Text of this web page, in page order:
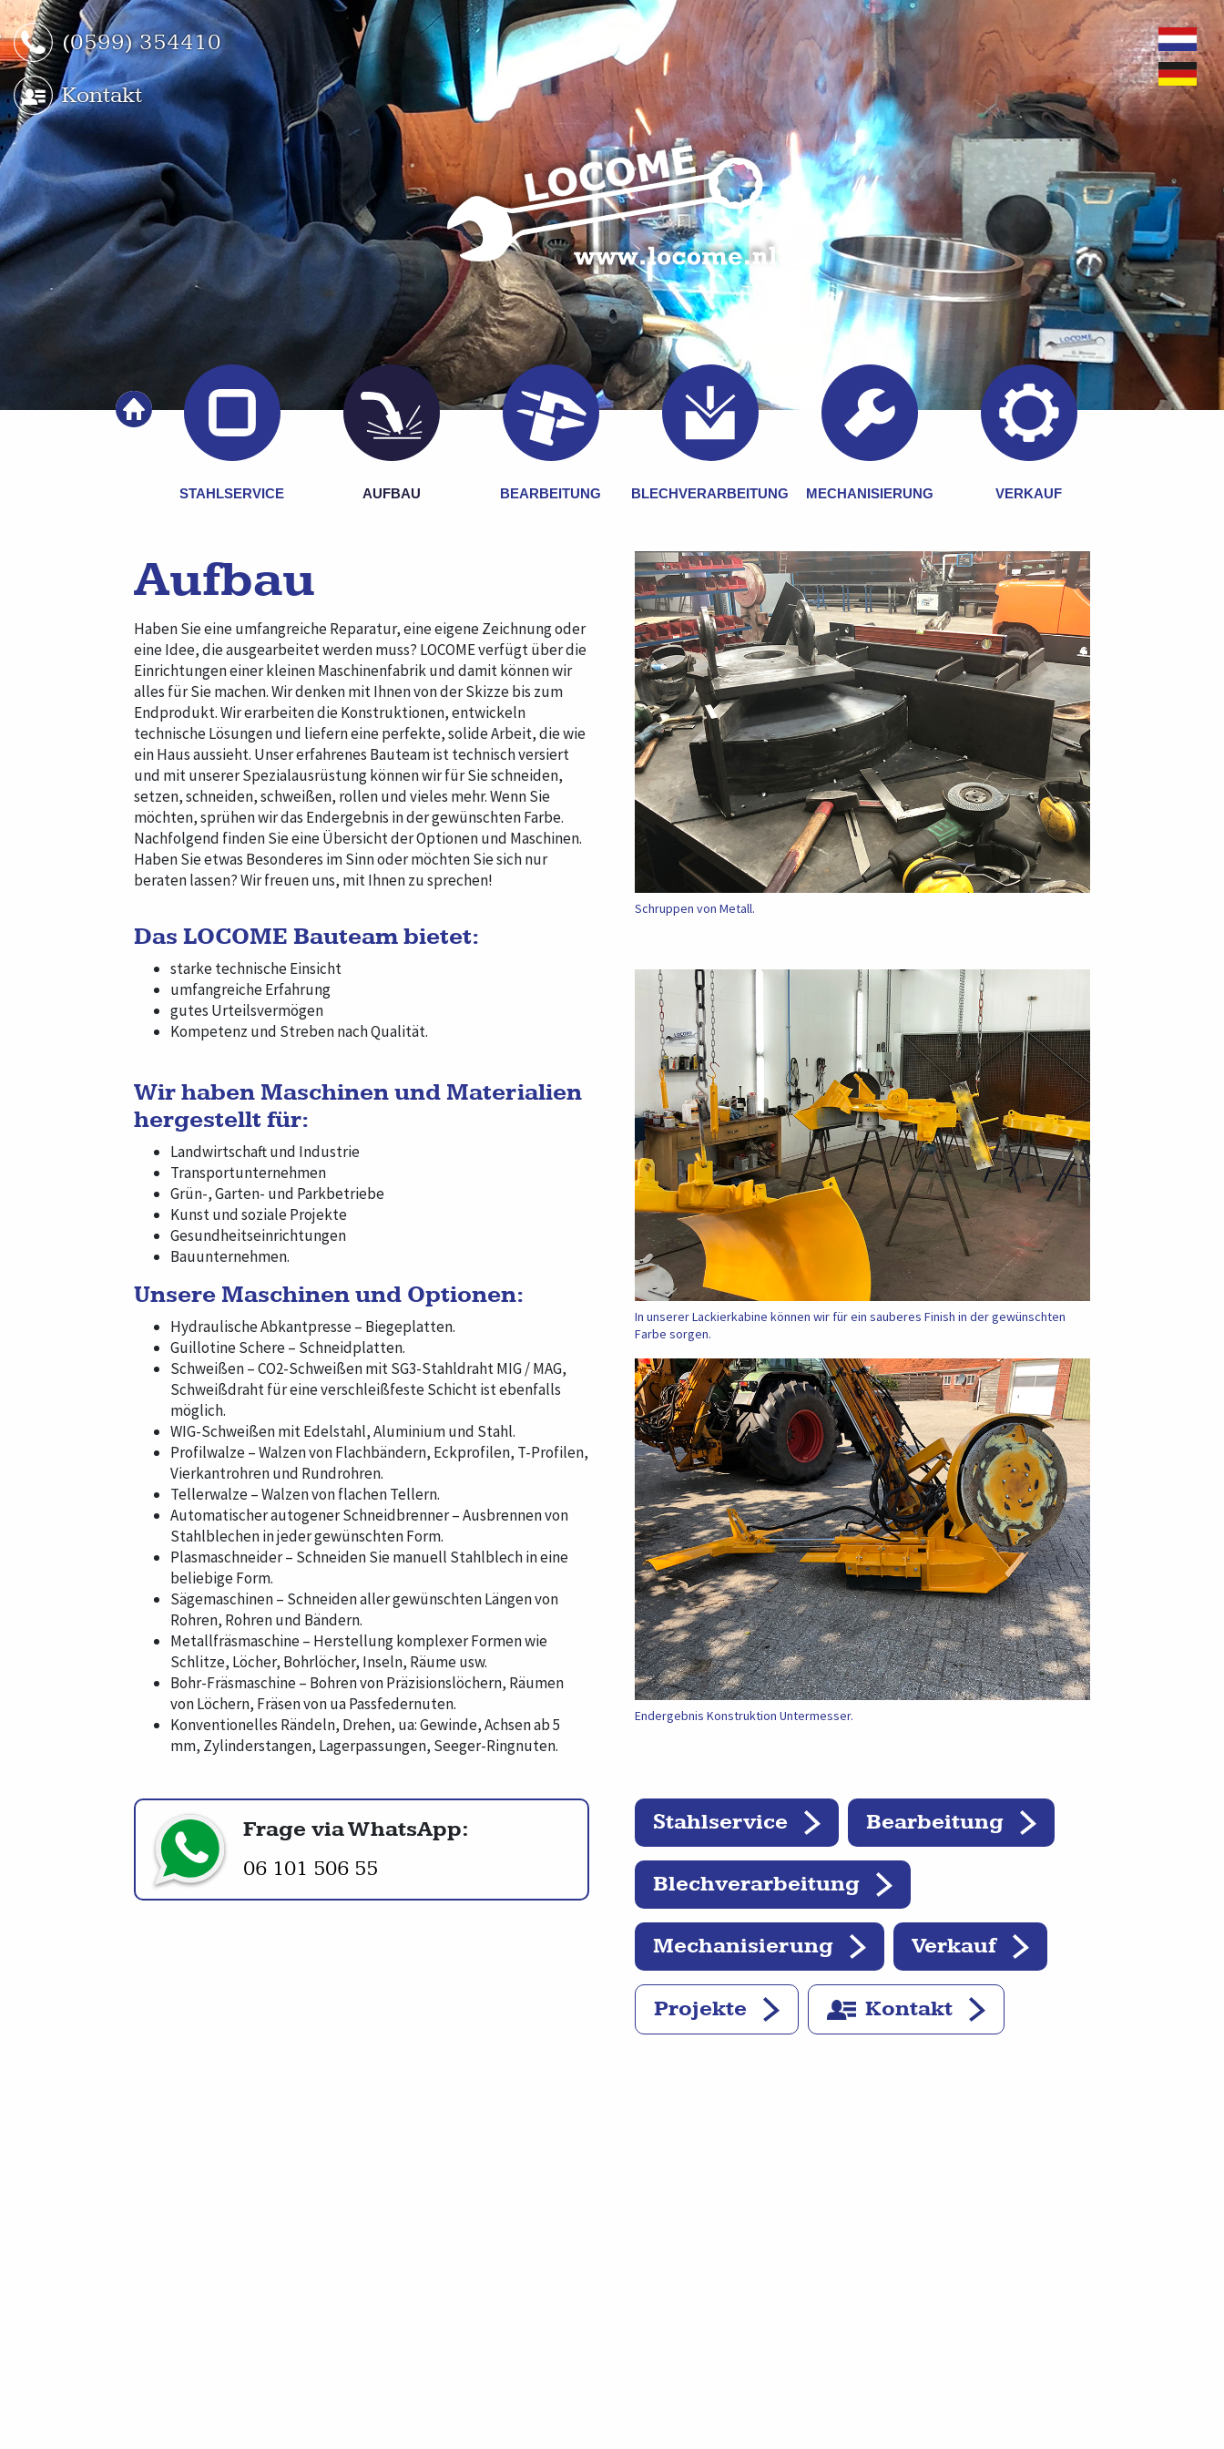
(0599) 354410
Kontakt
STAHLSERVICE AUFBAU BEARBEITUNG BLECHVERARBEITUNG MECHANISIERUNG VERKAUF
Aufbau
Haben Sie eine umfangreiche Reparatur, eine eigene Zeichnung oder
eine Idee, die ausgearbeitet werden muss? LOCOME verfügt über die
Einrichtungen einer kleinen Maschinenfabrik und damit können wir
alles für Sie machen. Wir denken mit Ihnen von der Skizze bis zum
Endprodukt. Wir erarbeiten die Konstruktionen, entwickeln
technische Lösungen und liefern eine perfekte, solide Arbeit, die wie
ein Haus aussieht. Unser erfahrenes Bauteam ist technisch versiert
und mit unserer Spezialausrüstung können wir für Sie schneiden,
setzen, schneiden, schweißen, rollen und vieles mehr. Wenn Sie
möchten, sprühen wir das Endergebnis in der gewünschten Farbe.
Nachfolgend finden Sie eine Übersicht der Optionen und Maschinen.
Haben Sie etwas Besonderes im Sinn oder möchten Sie sich nur
beraten lassen? Wir freuen uns, mit Ihnen zu sprechen!
Das LOCOME Bauteam bietet:
starke technische Einsicht
umfangreiche Erfahrung
gutes Urteilsvermögen
Kompetenz und Streben nach Qualität.
Wir haben Maschinen und Materialien
hergestellt für:
Landwirtschaft und Industrie
Transportunternehmen
Grün-, Garten- und Parkbetriebe
Kunst und soziale Projekte
Gesundheitseinrichtungen
Bauunternehmen.
Unsere Maschinen und Optionen:
Hydraulische Abkantpresse – Biegeplatten.
Guillotine Schere – Schneidplatten.
Schweißen – CO2-Schweißen mit SG3-Stahldraht MIG / MAG,
Schweißdraht für eine verschleißfeste Schicht ist ebenfalls
möglich.
WIG-Schweißen mit Edelstahl, Aluminium und Stahl.
Profilwalze – Walzen von Flachbändern, Eckprofilen, T-Profilen,
Vierkantrohren und Rundrohren.
Tellerwalze – Walzen von flachen Tellern.
Automatischer autogener Schneidbrenner – Ausbrennen von
Stahlblechen in jeder gewünschten Form.
Plasmaschneider – Schneiden Sie manuell Stahlblech in eine
beliebige Form.
Sägemaschinen – Schneiden aller gewünschten Längen von
Rohren, Rohren und Bändern.
Metallfräsmaschine – Herstellung komplexer Formen wie
Schlitze, Löcher, Bohrlöcher, Inseln, Räume usw.
Bohr-Fräsmaschine – Bohren von Präzisionslöchern, Räumen
von Löchern, Fräsen von ua Passfedernuten.
Konventionelles Rändeln, Drehen, ua: Gewinde, Achsen ab 5
mm, Zylinderstangen, Lagerpassungen, Seeger-Ringnuten.
Schruppen von Metall.
In unserer Lackierkabine können wir für ein sauberes Finish in der gewünschten
Farbe sorgen.
Endergebnis Konstruktion Untermesser.
Frage via WhatsApp:
06 101 506 55
Stahlservice Bearbeitung
Blechverarbeitung
Mechanisierung Verkauf
Projekte Kontakt